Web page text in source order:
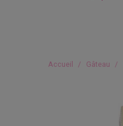
Accueil Gâteau